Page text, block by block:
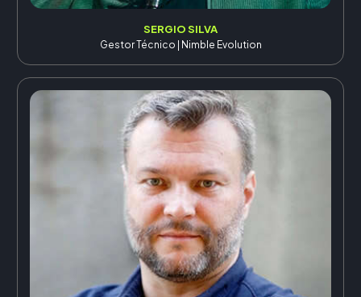
SERGIO SILVA
Gestor Técnico | Nimble Evolution